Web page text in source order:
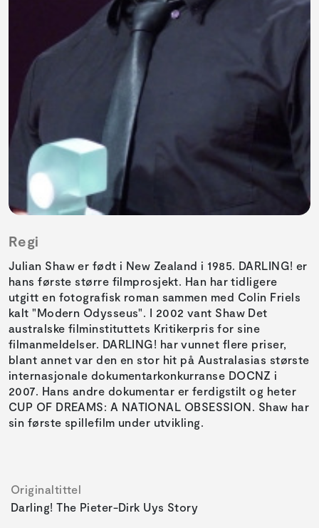
Regi
Julian Shaw er født i New Zealand i 1985. DARLING! er
hans første større filmprosjekt. Han har tidligere
utgitt en fotografisk roman sammen med Colin Friels
kalt "Modern Odysseus". I 2002 vant Shaw Det
australske filminstituttets Kritikerpris for sine
filmanmeldelser. DARLING! har vunnet flere priser,
blant annet var den en stor hit på Australasias største
internasjonale dokumentarkonkurranse DOCNZ i
2007. Hans andre dokumentar er ferdigstilt og heter
CUP OF DREAMS: A NATIONAL OBSESSION. Shaw har
sin første spillefilm under utvikling.
Originaltittel
Darling! The Pieter-Dirk Uys Story